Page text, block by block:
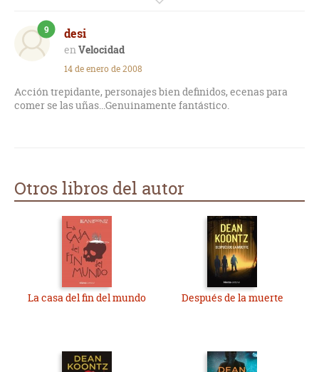
La división de los capítulos es perfecta, como en los libros de
Dan Brown. Al final de cada capítulo siempre queda la
historia en tan punto que no puedes simplemente dejar el
libro en la mesa. Quieres leer el próximo. Y después el
próximo. Y al final odias a Koontz, porque todo libro tiene un
final y en este caso no es distinto.
desi
Velocidad
9
14 de enero de 2008
Acción trepidante, personajes bien definidos, ecenas para
comer se las uñas...Genuinamente fantástico.
Otros libros del autor
La casa del fin del mundo Después de la muerte